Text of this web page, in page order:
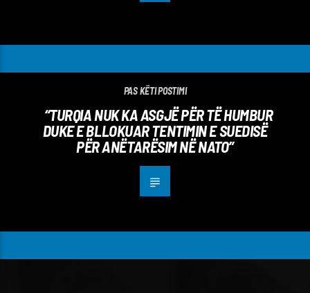
PAS KËTI POSTIMI
“TURQIA NUK KA ASGJË PËR TË HUMBUR
DUKE E BLLOKUAR TENTIMIN E SUEDISË
PËR ANËTARËSIM NË NATO”